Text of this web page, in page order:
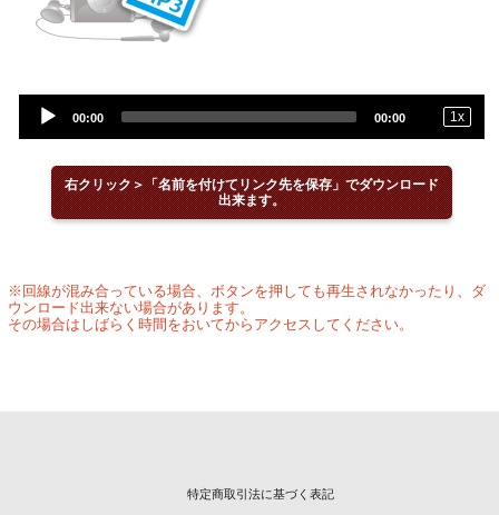
Audio
Player
00:00 00:00 1x
右クリック＞「名前を付けてリンク先を保存」でダウンロード
出来ます。
※回線が混み合っている場合、ボタンを押しても再生されなかったり、ダ
ウンロード出来ない場合があります。
その場合はしばらく時間をおいてからアクセスしてください。
特定商取引法に基づく表記